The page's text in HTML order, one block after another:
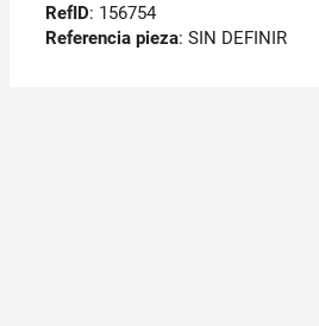
RefID: 156754
Referencia pieza: SIN DEFINIR